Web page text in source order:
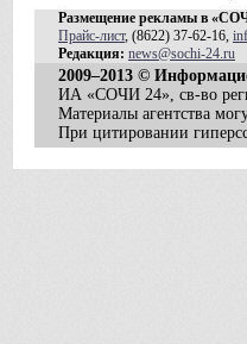
Размещение рекламы в
Прайс-лист, (8622) 37-62-16,
Редакция: news@sochi-24.ru
2009–2013 ©
ИА «СОЧИ 24», св-во
Материалы агентства
При цитировании